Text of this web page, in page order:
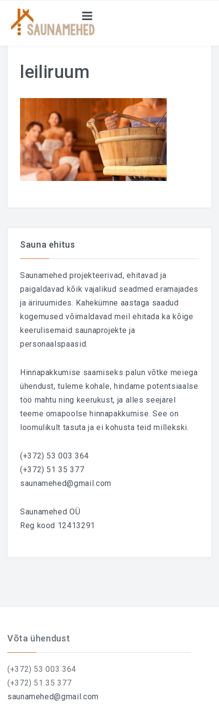
INSPIRATSIOONIKS
SAUNAST TERVISELE
leiliruum
Sauna ehitus
Saunamehed projekteerivad, ehitavad ja
paigaldavad kõik vajalikud seadmed eramajades
ja äriruumides. Kahekümne aastaga saadud
kogemused võimaldavad meil ehitada ka kõige
keerulisemaid saunaprojekte ja
personaalspaasid.
Hinnapakkumise saamiseks palun võtke meiega
ühendust, tuleme kohale, hindame potentsiaalse
töö mahtu ning keerukust, ja alles seejärel
teeme omapoolse hinnapakkumise. See on
loomulikult tasuta ja ei kohusta teid millekski.
(+372) 53 003 364
(+372) 51 35 377
saunamehed@gmail.com
Saunamehed OÜ
Reg kood 12413291
Võta ühendust
(+372) 53 003 364
(+372) 51 35 377
saunamehed@gmail.com